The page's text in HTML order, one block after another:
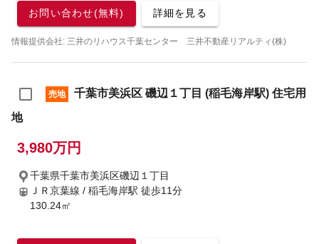
お問い合わせ(無料) 詳細を見る
情報提供会社: 三井のリハウス千葉センター 三井不動産リアルティ(株)
売地
千葉市美浜区 磯辺１丁目 (稲毛海岸駅) 住宅用
地
3,980万円
千葉県千葉市美浜区磯辺１丁目
ＪＲ京葉線 / 稲毛海岸駅 徒歩11分
130.24㎡